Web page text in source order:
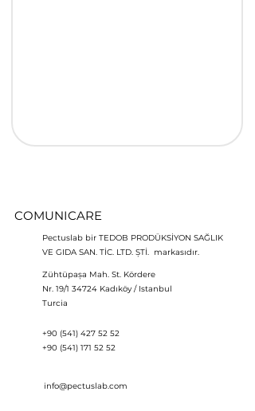
COMUNICARE
Pectuslab bir TEDOB PRODÜKSİYON SAĞLIK
VE GIDA SAN. TİC. LTD. ŞTİ. markasıdır.
Zühtüpaşa Mah. St. Kördere
Nr. 19/1 34724 Kadıköy / Istanbul
Turcia
+90 (541) 427 52 52
+90 (541) 171 52 52
info@pectuslab.com